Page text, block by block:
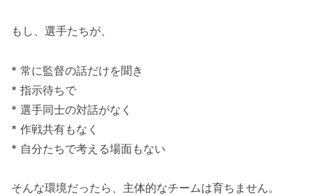
もし、選手たちが、
* 常に監督の話だけを聞き
* 指示待ちで
* 選手同士の対話がなく
* 作戦共有もなく
* 自分たちで考える場面もない
そんな環境だったら、主体的なチームは育ちません。